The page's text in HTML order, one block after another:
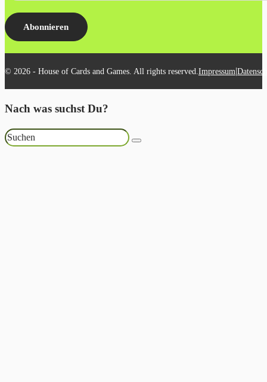
Abonnieren
© 2026 - House of Cards and Games. All rights reserved. Impressum|
Nach was suchst Du?
Suchen